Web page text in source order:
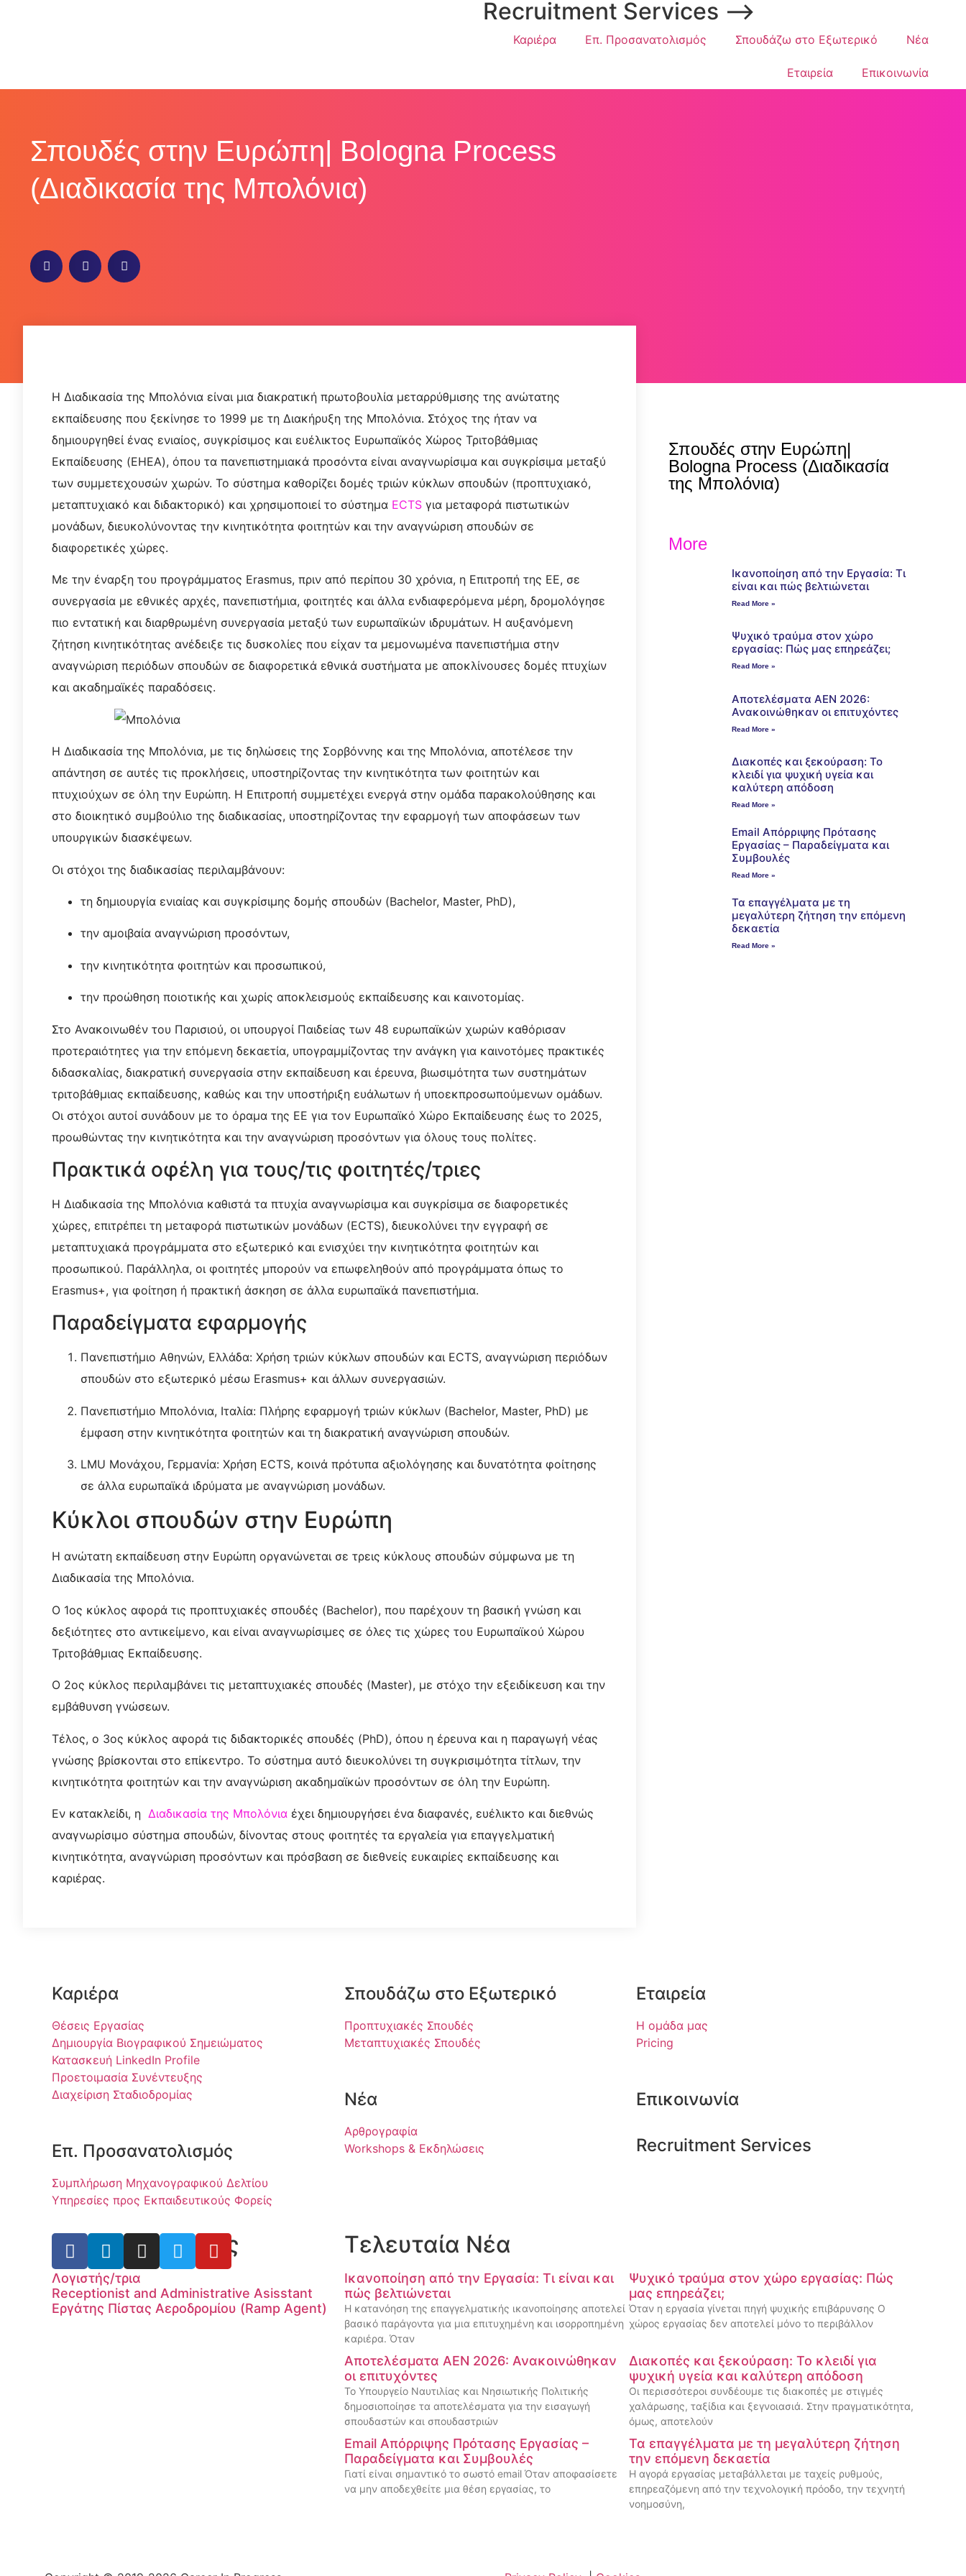
Recruitment Services ⟶
Καριέρα Επ. Προσανατολισμός Σπουδάζω στο Εξωτερικό Νέα
Εταιρεία Επικοινωνία
Σπουδές στην Ευρώπη| Bologna Process
(Διαδικασία της Μπολόνια)
Η Διαδικασία της Μπολόνια είναι μια διακρατική πρωτοβουλία μεταρρύθμισης της ανώτατης
εκπαίδευσης που ξεκίνησε το 1999 με τη Διακήρυξη της Μπολόνια. Στόχος της ήταν να
δημιουργηθεί ένας ενιαίος, συγκρίσιμος και ευέλικτος Ευρωπαϊκός Χώρος Τριτοβάθμιας
Εκπαίδευσης (EHEA), όπου τα πανεπιστημιακά προσόντα είναι αναγνωρίσιμα και συγκρίσιμα μεταξύ
των συμμετεχουσών χωρών. Το σύστημα καθορίζει δομές τριών κύκλων σπουδών (προπτυχιακό,
μεταπτυχιακό και διδακτορικό) και χρησιμοποιεί το σύστημα ECTS για μεταφορά πιστωτικών
μονάδων, διευκολύνοντας την κινητικότητα φοιτητών και την αναγνώριση σπουδών σε
διαφορετικές χώρες.
Με την έναρξη του προγράμματος Erasmus, πριν από περίπου 30 χρόνια, η Επιτροπή της ΕΕ, σε
συνεργασία με εθνικές αρχές, πανεπιστήμια, φοιτητές και άλλα ενδιαφερόμενα μέρη, δρομολόγησε
πιο εντατική και διαρθρωμένη συνεργασία μεταξύ των ευρωπαϊκών ιδρυμάτων. Η αυξανόμενη
ζήτηση κινητικότητας ανέδειξε τις δυσκολίες που είχαν τα μεμονωμένα πανεπιστήμια στην
αναγνώριση περιόδων σπουδών σε διαφορετικά εθνικά συστήματα με αποκλίνουσες δομές πτυχίων
και ακαδημαϊκές παραδόσεις.
Η Διαδικασία της Μπολόνια, με τις δηλώσεις της Σορβόννης και της Μπολόνια, αποτέλεσε την
απάντηση σε αυτές τις προκλήσεις, υποστηρίζοντας την κινητικότητα των φοιτητών και
πτυχιούχων σε όλη την Ευρώπη. Η Επιτροπή συμμετέχει ενεργά στην ομάδα παρακολούθησης και
στο διοικητικό συμβούλιο της διαδικασίας, υποστηρίζοντας την εφαρμογή των αποφάσεων των
υπουργικών διασκέψεων.
Οι στόχοι της διαδικασίας περιλαμβάνουν:
τη δημιουργία ενιαίας και συγκρίσιμης δομής σπουδών (Bachelor, Master, PhD),
την αμοιβαία αναγνώριση προσόντων,
την κινητικότητα φοιτητών και προσωπικού,
την προώθηση ποιοτικής και χωρίς αποκλεισμούς εκπαίδευσης και καινοτομίας.
Στο Ανακοινωθέν του Παρισιού, οι υπουργοί Παιδείας των 48 ευρωπαϊκών χωρών καθόρισαν
προτεραιότητες για την επόμενη δεκαετία, υπογραμμίζοντας την ανάγκη για καινοτόμες πρακτικές
διδασκαλίας, διακρατική συνεργασία στην εκπαίδευση και έρευνα, βιωσιμότητα των συστημάτων
τριτοβάθμιας εκπαίδευσης, καθώς και την υποστήριξη ευάλωτων ή υποεκπροσωπούμενων ομάδων.
Οι στόχοι αυτοί συνάδουν με το όραμα της ΕΕ για τον Ευρωπαϊκό Χώρο Εκπαίδευσης έως το 2025,
προωθώντας την κινητικότητα και την αναγνώριση προσόντων για όλους τους πολίτες.
Πρακτικά οφέλη για τους/τις φοιτητές/τριες
Η Διαδικασία της Μπολόνια καθιστά τα πτυχία αναγνωρίσιμα και συγκρίσιμα σε διαφορετικές
χώρες, επιτρέπει τη μεταφορά πιστωτικών μονάδων (ECTS), διευκολύνει την εγγραφή σε
μεταπτυχιακά προγράμματα στο εξωτερικό και ενισχύει την κινητικότητα φοιτητών και
προσωπικού. Παράλληλα, οι φοιτητές μπορούν να επωφεληθούν από προγράμματα όπως το
Erasmus+, για φοίτηση ή πρακτική άσκηση σε άλλα ευρωπαϊκά πανεπιστήμια.
Παραδείγματα εφαρμογής
Πανεπιστήμιο Αθηνών, Ελλάδα: Χρήση τριών κύκλων σπουδών και ECTS, αναγνώριση περιόδων
σπουδών στο εξωτερικό μέσω Erasmus+ και άλλων συνεργασιών.
Πανεπιστήμιο Μπολόνια, Ιταλία: Πλήρης εφαρμογή τριών κύκλων (Bachelor, Master, PhD) με
έμφαση στην κινητικότητα φοιτητών και τη διακρατική αναγνώριση σπουδών.
LMU Μονάχου, Γερμανία: Χρήση ECTS, κοινά πρότυπα αξιολόγησης και δυνατότητα φοίτησης
σε άλλα ευρωπαϊκά ιδρύματα με αναγνώριση μονάδων.
Κύκλοι σπουδών στην Ευρώπη
Η ανώτατη εκπαίδευση στην Ευρώπη οργανώνεται σε τρεις κύκλους σπουδών σύμφωνα με τη
Διαδικασία της Μπολόνια.
Ο 1ος κύκλος αφορά τις προπτυχιακές σπουδές (Bachelor), που παρέχουν τη βασική γνώση και
δεξιότητες στο αντικείμενο, και είναι αναγνωρίσιμες σε όλες τις χώρες του Ευρωπαϊκού Χώρου
Τριτοβάθμιας Εκπαίδευσης.
Ο 2ος κύκλος περιλαμβάνει τις μεταπτυχιακές σπουδές (Master), με στόχο την εξειδίκευση και την
εμβάθυνση γνώσεων.
Τέλος, ο 3ος κύκλος αφορά τις διδακτορικές σπουδές (PhD), όπου η έρευνα και η παραγωγή νέας
γνώσης βρίσκονται στο επίκεντρο. Το σύστημα αυτό διευκολύνει τη συγκρισιμότητα τίτλων, την
κινητικότητα φοιτητών και την αναγνώριση ακαδημαϊκών προσόντων σε όλη την Ευρώπη.
Εν κατακλείδι, η Διαδικασία της Μπολόνια έχει δημιουργήσει ένα διαφανές, ευέλικτο και διεθνώς
αναγνωρίσιμο σύστημα σπουδών, δίνοντας στους φοιτητές τα εργαλεία για επαγγελματική
κινητικότητα, αναγνώριση προσόντων και πρόσβαση σε διεθνείς ευκαιρίες εκπαίδευσης και
καριέρας.
Σπουδές στην Ευρώπη|
Bologna Process (Διαδικασία
της Μπολόνια)
More
Ικανοποίηση από την Εργασία: Τι
είναι και πώς βελτιώνεται
Read More »
Ψυχικό τραύμα στον χώρο
εργασίας: Πώς μας επηρεάζει;
Read More »
Αποτελέσματα ΑΕΝ 2026:
Ανακοινώθηκαν οι επιτυχόντες
Read More »
Διακοπές και ξεκούραση: Το
κλειδί για ψυχική υγεία και
καλύτερη απόδοση
Read More »
Email Απόρριψης Πρότασης
Εργασίας – Παραδείγματα και
Συμβουλές
Read More »
Τα επαγγέλματα με τη
μεγαλύτερη ζήτηση την επόμενη
δεκαετία
Read More »
Καριέρα
Θέσεις Εργασίας
Δημιουργία Βιογραφικού Σημειώματος
Κατασκευή LinkedIn Profile
Προετοιμασία Συνέντευξης
Διαχείριση Σταδιοδρομίας
Επ. Προσανατολισμός
Συμπλήρωση Μηχανογραφικού Δελτίου
Υπηρεσίες προς Εκπαιδευτικούς Φορείς
Σπουδάζω στο Εξωτερικό
Προπτυχιακές Σπουδές
Μεταπτυχιακές Σπουδές
Νέα
Αρθρογραφία
Workshops & Εκδηλώσεις
Εταιρεία
Η ομάδα μας
Pricing
Επικοινωνία
Recruitment Services
Θέσεις Εργασίας
Λογιστής/τρια
Receptionist and Administrative Asisstant
Εργάτης Πίστας Αεροδρομίου (Ramp Agent)
Τελευταία Νέα
Ικανοποίηση από την Εργασία: Τι είναι και
πώς βελτιώνεται
Η κατανόηση της επαγγελματικής ικανοποίησης αποτελεί
βασικό παράγοντα για μια επιτυχημένη και ισορροπημένη
καριέρα. Όταν
Ψυχικό τραύμα στον χώρο εργασίας: Πώς
μας επηρεάζει;
Όταν η εργασία γίνεται πηγή ψυχικής επιβάρυνσης Ο
χώρος εργασίας δεν αποτελεί μόνο το περιβάλλον
Αποτελέσματα ΑΕΝ 2026: Ανακοινώθηκαν
οι επιτυχόντες
Το Υπουργείο Ναυτιλίας και Νησιωτικής Πολιτικής
δημοσιοποίησε τα αποτελέσματα για την εισαγωγή
σπουδαστών και σπουδαστριών
Διακοπές και ξεκούραση: Το κλειδί για
ψυχική υγεία και καλύτερη απόδοση
Οι περισσότεροι συνδέουμε τις διακοπές με στιγμές
χαλάρωσης, ταξίδια και ξεγνοιασιά. Στην πραγματικότητα,
όμως, αποτελούν
Email Απόρριψης Πρότασης Εργασίας –
Παραδείγματα και Συμβουλές
Γιατί είναι σημαντικό το σωστό email Όταν αποφασίσετε
να μην αποδεχθείτε μια θέση εργασίας, το
Τα επαγγέλματα με τη μεγαλύτερη ζήτηση
την επόμενη δεκαετία
Η αγορά εργασίας μεταβάλλεται με ταχείς ρυθμούς,
επηρεαζόμενη από την τεχνολογική πρόοδο, την τεχνητή
νοημοσύνη,